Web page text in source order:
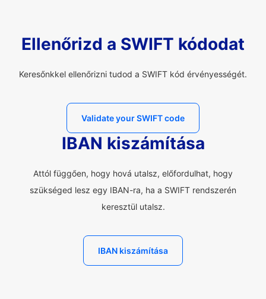
Ellenőrizd a SWIFT kódodat
Keresőnkkel ellenőrizni tudod a SWIFT kód érvényességét.
Validate your SWIFT code
IBAN kiszámítása
Attól függően, hogy hová utalsz, előfordulhat, hogy
szükséged lesz egy IBAN-ra, ha a SWIFT rendszerén
keresztül utalsz.
IBAN kiszámítása